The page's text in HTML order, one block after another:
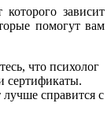
зависит
помогут вам
что психолог
сертификаты.
справится с